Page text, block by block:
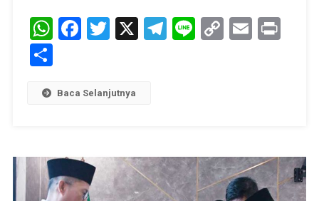
WhatsApp
Facebook
Twitter
X Telegram
LineCopyEmail
Share
Baca Selanjutnya